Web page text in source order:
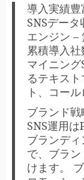
導入実績豊
SNSデー
エンジン –
累積導入
マイニン
るテキス
ト、コー
ブランド
SNS運用は
ブランデ
で、ブラ
けます。